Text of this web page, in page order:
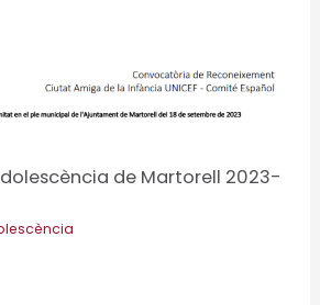
de Martorell 2023-